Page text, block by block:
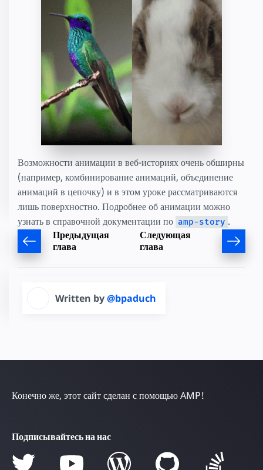
Возможности анимации в веб-историях очень обширны
(например, комбинирование анимаций, объединение
анимаций в цепочку) и в этом уроке рассматриваются
лишь поверхностно. Подробнее об анимации можно
узнать в справочной документации по amp-story .
Предыдущая
глава
Следующая
глава
Written by@bpaduch
Конечно же, этот сайт сделан с помощью AMP!
Подписывайтесь на нас